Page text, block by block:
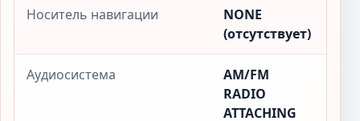
Носитель навигации
NONE
(отсутствует)
Аудиосистема
AM/FM
RADIO
ATTACHING